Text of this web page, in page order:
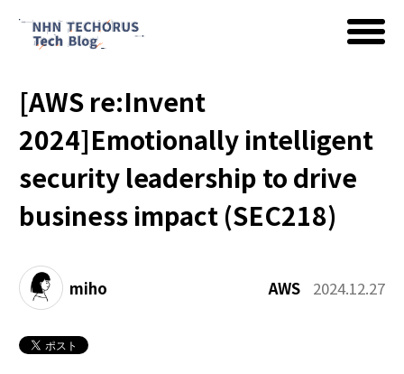
AWS
Google Cloud
イベント
コラム
[AWS re:Invent
2024]Emotionally intelligent
security leadership to drive
business impact (SEC218)
miho AWS 2024.12.27